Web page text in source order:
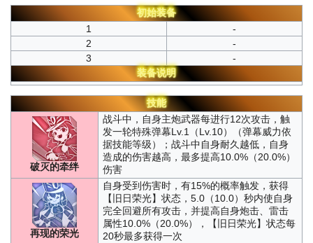
初始装备
1
-
2
-
3
-
装备说明
技能
破灭的牵绊
战斗中，自身主炮武器每进行12次攻击，触
发一轮特殊弹幕Lv.1（Lv.10）（弹幕威力依
据技能等级）；战斗中自身耐久越低，自身
造成的伤害越高，最多提高10.0%（20.0%）
伤害
再现的荣光
自身受到伤害时，有15%的概率触发，获得
【旧日荣光】状态，5.0（10.0）秒内使自身
完全回避所有攻击，并提高自身炮击、雷击
属性10.0%（20.0%），【旧日荣光】状态每
20秒最多获得一次